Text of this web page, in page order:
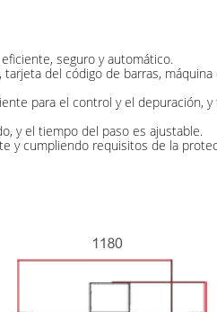
seguro y automático.
del código de barras, máquina
para el control y el depuración, y
y el tiempo del paso es ajustable.
y cumpliendo requisitos de la